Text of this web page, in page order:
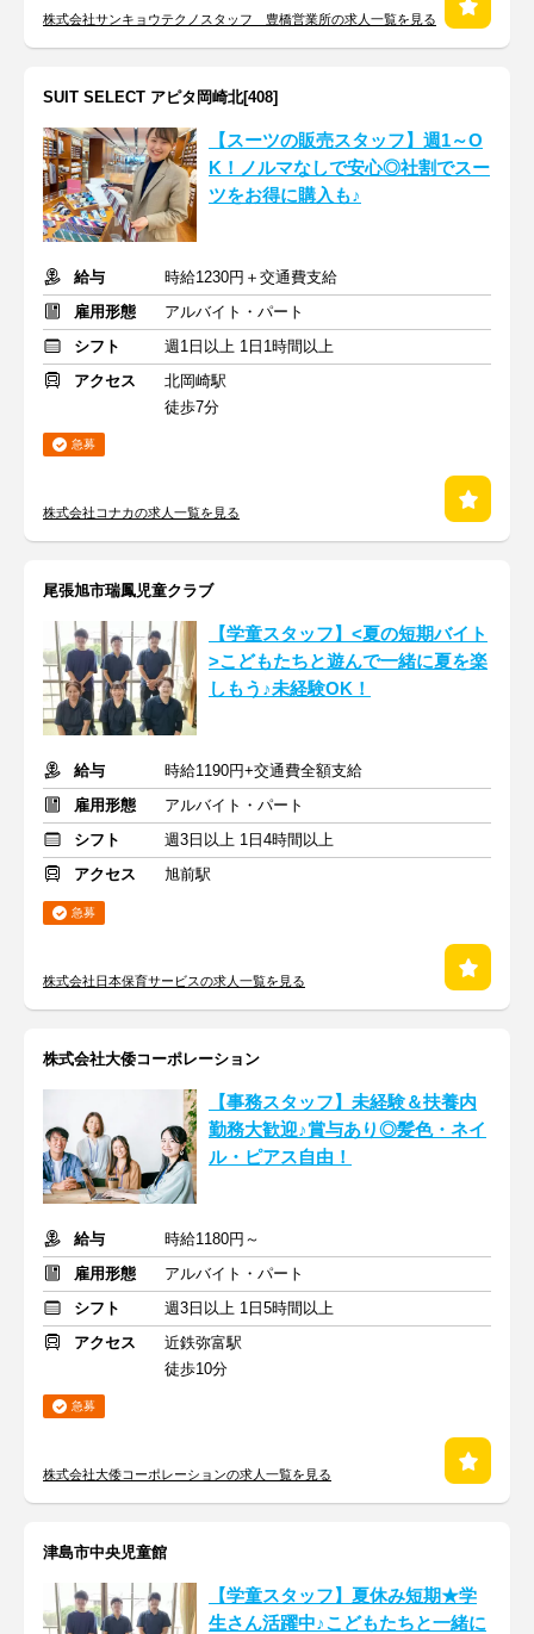
株式会社サンキョウテクノスタッフ 豊橋営業所の求人一覧を見る
SUIT SELECT アピタ岡崎北[408]
【スーツの販売スタッフ】週1～O
K！ノルマなしで安心◎社割でスー
ツをお得に購入も♪
給与
時給1230円＋交通費支給
雇用形態
アルバイト・パート
シフト
週1日以上 1日1時間以上
アクセス
北岡崎駅
徒歩7分
急募
株式会社コナカの求人一覧を見る
尾張旭市瑞鳳児童クラブ
【学童スタッフ】<夏の短期バイト
>こどもたちと遊んで一緒に夏を楽
しもう♪未経験OK！
給与
時給1190円+交通費全額支給
雇用形態
アルバイト・パート
シフト
週3日以上 1日4時間以上
アクセス
旭前駅
急募
株式会社日本保育サービスの求人一覧を見る
株式会社大倭コーポレーション
【事務スタッフ】未経験＆扶養内
勤務大歓迎♪賞与あり◎髪色・ネイ
ル・ピアス自由！
給与
時給1180円～
雇用形態
アルバイト・パート
シフト
週3日以上 1日5時間以上
アクセス
近鉄弥富駅
徒歩10分
急募
株式会社大倭コーポレーションの求人一覧を見る
津島市中央児童館
【学童スタッフ】夏休み短期★学
生さん活躍中♪こどもたちと一緒に